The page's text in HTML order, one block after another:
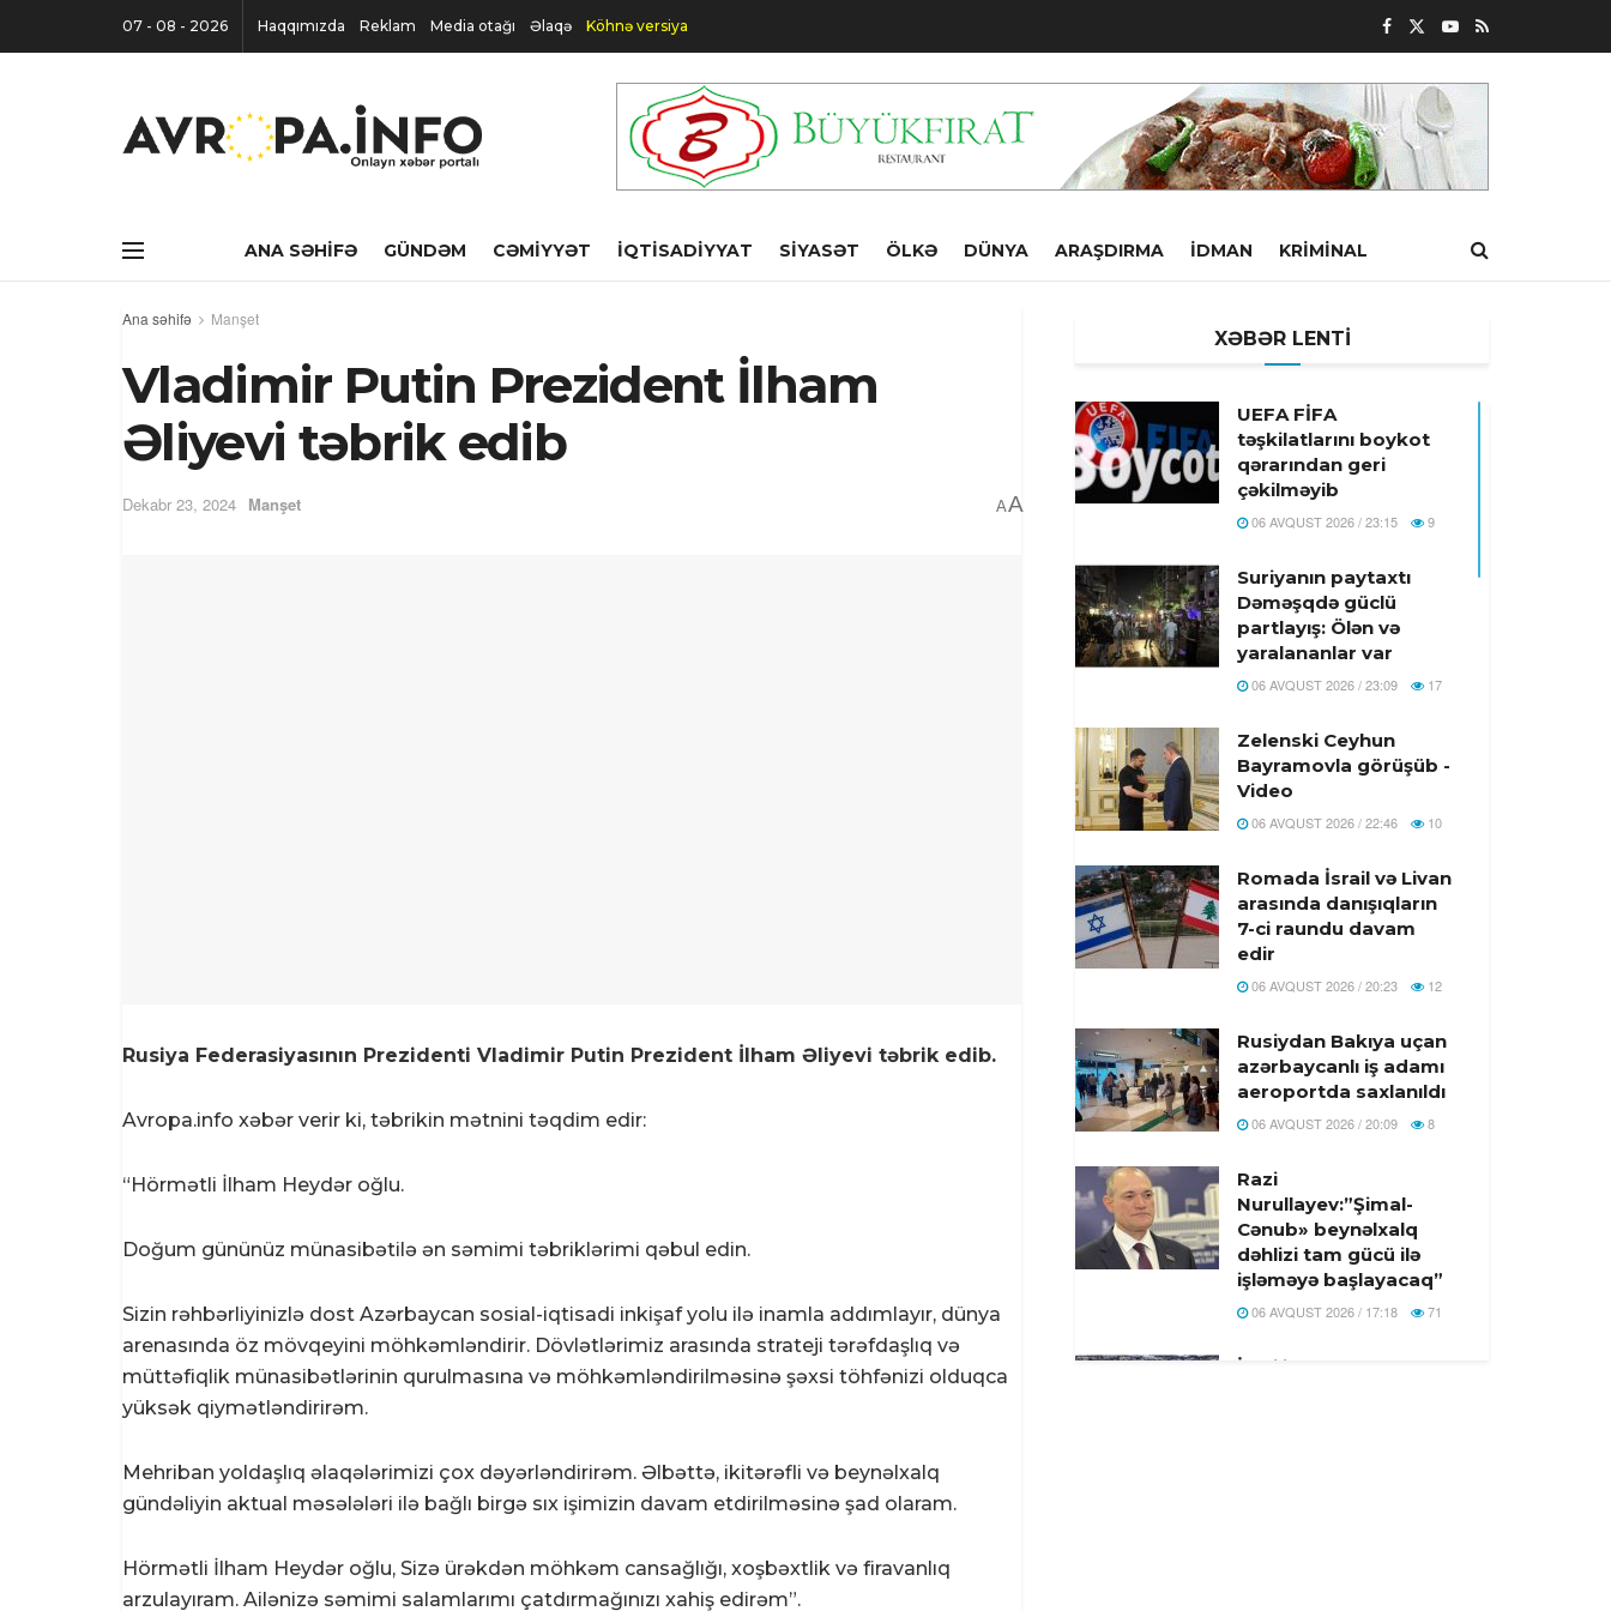
07 - 08 - 2026 Haqqımızda Reklam Media otağı Əlaqə Köhnə versiya
ANA SƏHIFƏ GÜNDƏM CƏMIYYƏT İQTISADIYYAT SIYASƏT ÖLKƏ DÜNYA ARAŞDIRMA İDMAN KRIMINAL
Ana səhifə Manşet
Vladimir Putin Prezident İlham
Əliyevi təbrik edib
Dekabr 23, 2024 Manşet AA
Rusiya Federasiyasının Prezidenti Vladimir Putin Prezident İlham Əliyevi təbrik edib.
Avropa.info xəbər verir ki, təbrikin mətnini təqdim edir:
“Hörmətli İlham Heydər oğlu.
Doğum gününüz münasibətilə ən səmimi təbriklərimi qəbul edin.
Sizin rəhbərliyinizlə dost Azərbaycan sosial-iqtisadi inkişaf yolu ilə inamla addımlayır, dünya
arenasında öz mövqeyini möhkəmləndirir. Dövlətlərimiz arasında strateji tərəfdaşlıq və
müttəfiqlik münasibətlərinin qurulmasına və möhkəmləndirilməsinə şəxsi töhfənizi olduqca
yüksək qiymətləndirirəm.
Mehriban yoldaşlıq əlaqələrimizi çox dəyərləndirirəm. Əlbəttə, ikitərəfli və beynəlxalq
gündəliyin aktual məsələləri ilə bağlı birgə sıx işimizin davam etdirilməsinə şad olaram.
Hörmətli İlham Heydər oğlu, Sizə ürəkdən möhkəm cansağlığı, xoşbəxtlik və firavanlıq
arzulayıram. Ailənizə səmimi salamlarımı çatdırmağınızı xahiş edirəm”.
XƏBƏR LENTİ
UEFA FİFA
təşkilatlarını boykot
qərarından geri
çəkilməyib
06 AVQUST 2026 / 23:15 9
Suriyanın paytaxtı
Dəməşqdə güclü
partlayış: Ölən və
yaralananlar var
06 AVQUST 2026 / 23:09 17
Zelenski Ceyhun
Bayramovla görüşüb -
Video
06 AVQUST 2026 / 22:46 10
Romada İsrail və Livan
arasında danışıqların
7-ci raundu davam
edir
06 AVQUST 2026 / 20:23 12
Rusiydan Bakıya uçan
azərbaycanlı iş adamı
aeroportda saxlanıldı
06 AVQUST 2026 / 20:09 8
Razi
Nurullayev:”Şimal-
Cənub» beynəlxalq
dəhlizi tam gücü ilə
işləməyə başlayacaq”
06 AVQUST 2026 / 17:18 71
İsrailin Qəzzaya